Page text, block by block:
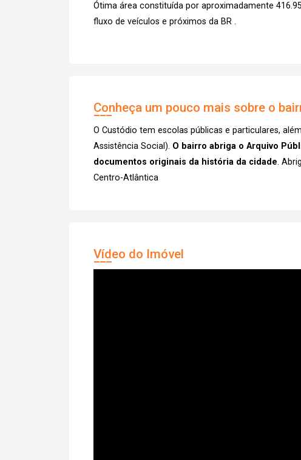
Ótima área constituída por aproximadamente
fluxo de veículos e próximos da BR .
Conheça um pouco mais sobre o
O Custódio tem escolas públicas e particulares,
Assistência Social). O bairro abriga o Arquivo
documentos originais da história da cidade.
Centro-Atlântica
Vídeo do Imóvel